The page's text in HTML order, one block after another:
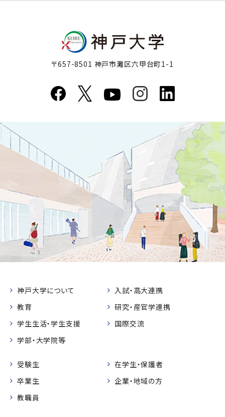
〒657-8501 神戸市灘区六甲台町1-1
神戸大学について
入試・高大連携
教育
研究・産官学連携
学生生活・学生支援
国際交流
学部・大学院等
受験生
在学生・保護者
卒業生
企業・地域の方
教職員